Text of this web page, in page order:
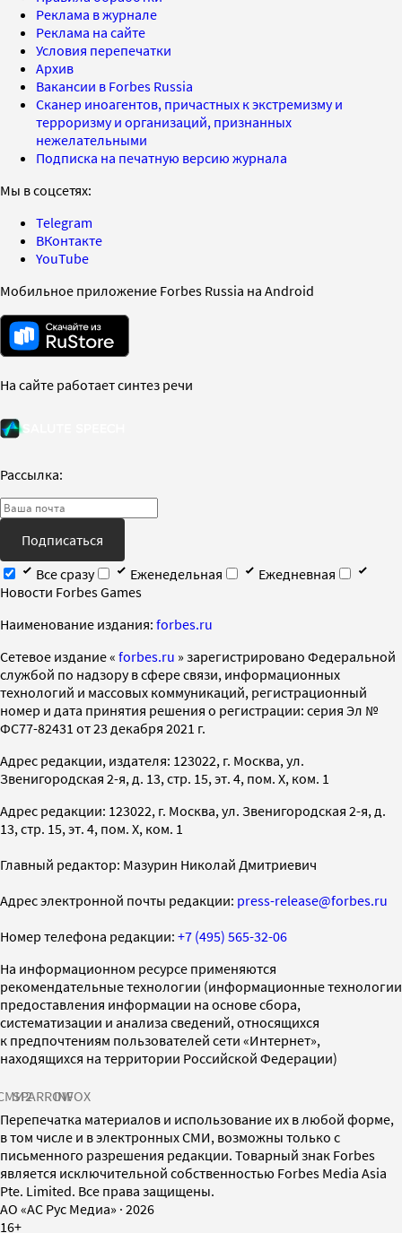
Реклама в журнале
Реклама на сайте
Условия перепечатки
Архив
Вакансии в Forbes Russia
Сканер иноагентов, причастных к экстремизму и
терроризму и организаций, признанных
нежелательными
Подписка на печатную версию журнала
Мы в соцсетях:
Telegram
ВКонтакте
YouTube
Мобильное приложение Forbes Russia на Android
На сайте работает синтез речи
Рассылка:
Подписаться
Все сразу
Еженедельная
Ежедневная
Новости Forbes Games
Наименование издания: forbes.ru
Cетевое издание « forbes.ru » зарегистрировано Федеральной
службой по надзору в сфере связи, информационных
технологий и массовых коммуникаций, регистрационный
номер и дата принятия решения о регистрации: серия Эл №
ФС77-82431 от 23 декабря 2021 г.
Адрес редакции, издателя: 123022, г. Москва, ул.
Звенигородская 2-я, д. 13, стр. 15, эт. 4, пом. X, ком. 1
Адрес редакции: 123022, г. Москва, ул. Звенигородская 2-я, д.
13, стр. 15, эт. 4, пом. X, ком. 1
Главный редактор: Мазурин Николай Дмитриевич
Адрес электронной почты редакции: press-release@forbes.ru
Номер телефона редакции: +7 (495) 565-32-06
На информационном ресурсе применяются
рекомендательные технологии (информационные технологии
предоставления информации на основе сбора,
систематизации и анализа сведений, относящихся
к предпочтениям пользователей сети «Интернет»,
находящихся на территории Российской Федерации)
SPARROWINFOX
Перепечатка материалов и использование их в любой форме,
в том числе и в электронных СМИ, возможны только с
письменного разрешения редакции. Товарный знак Forbes
является исключительной собственностью Forbes Media Asia
Pte. Limited. Все права защищены.
AO «АС Рус Медиа» · 2026
16+